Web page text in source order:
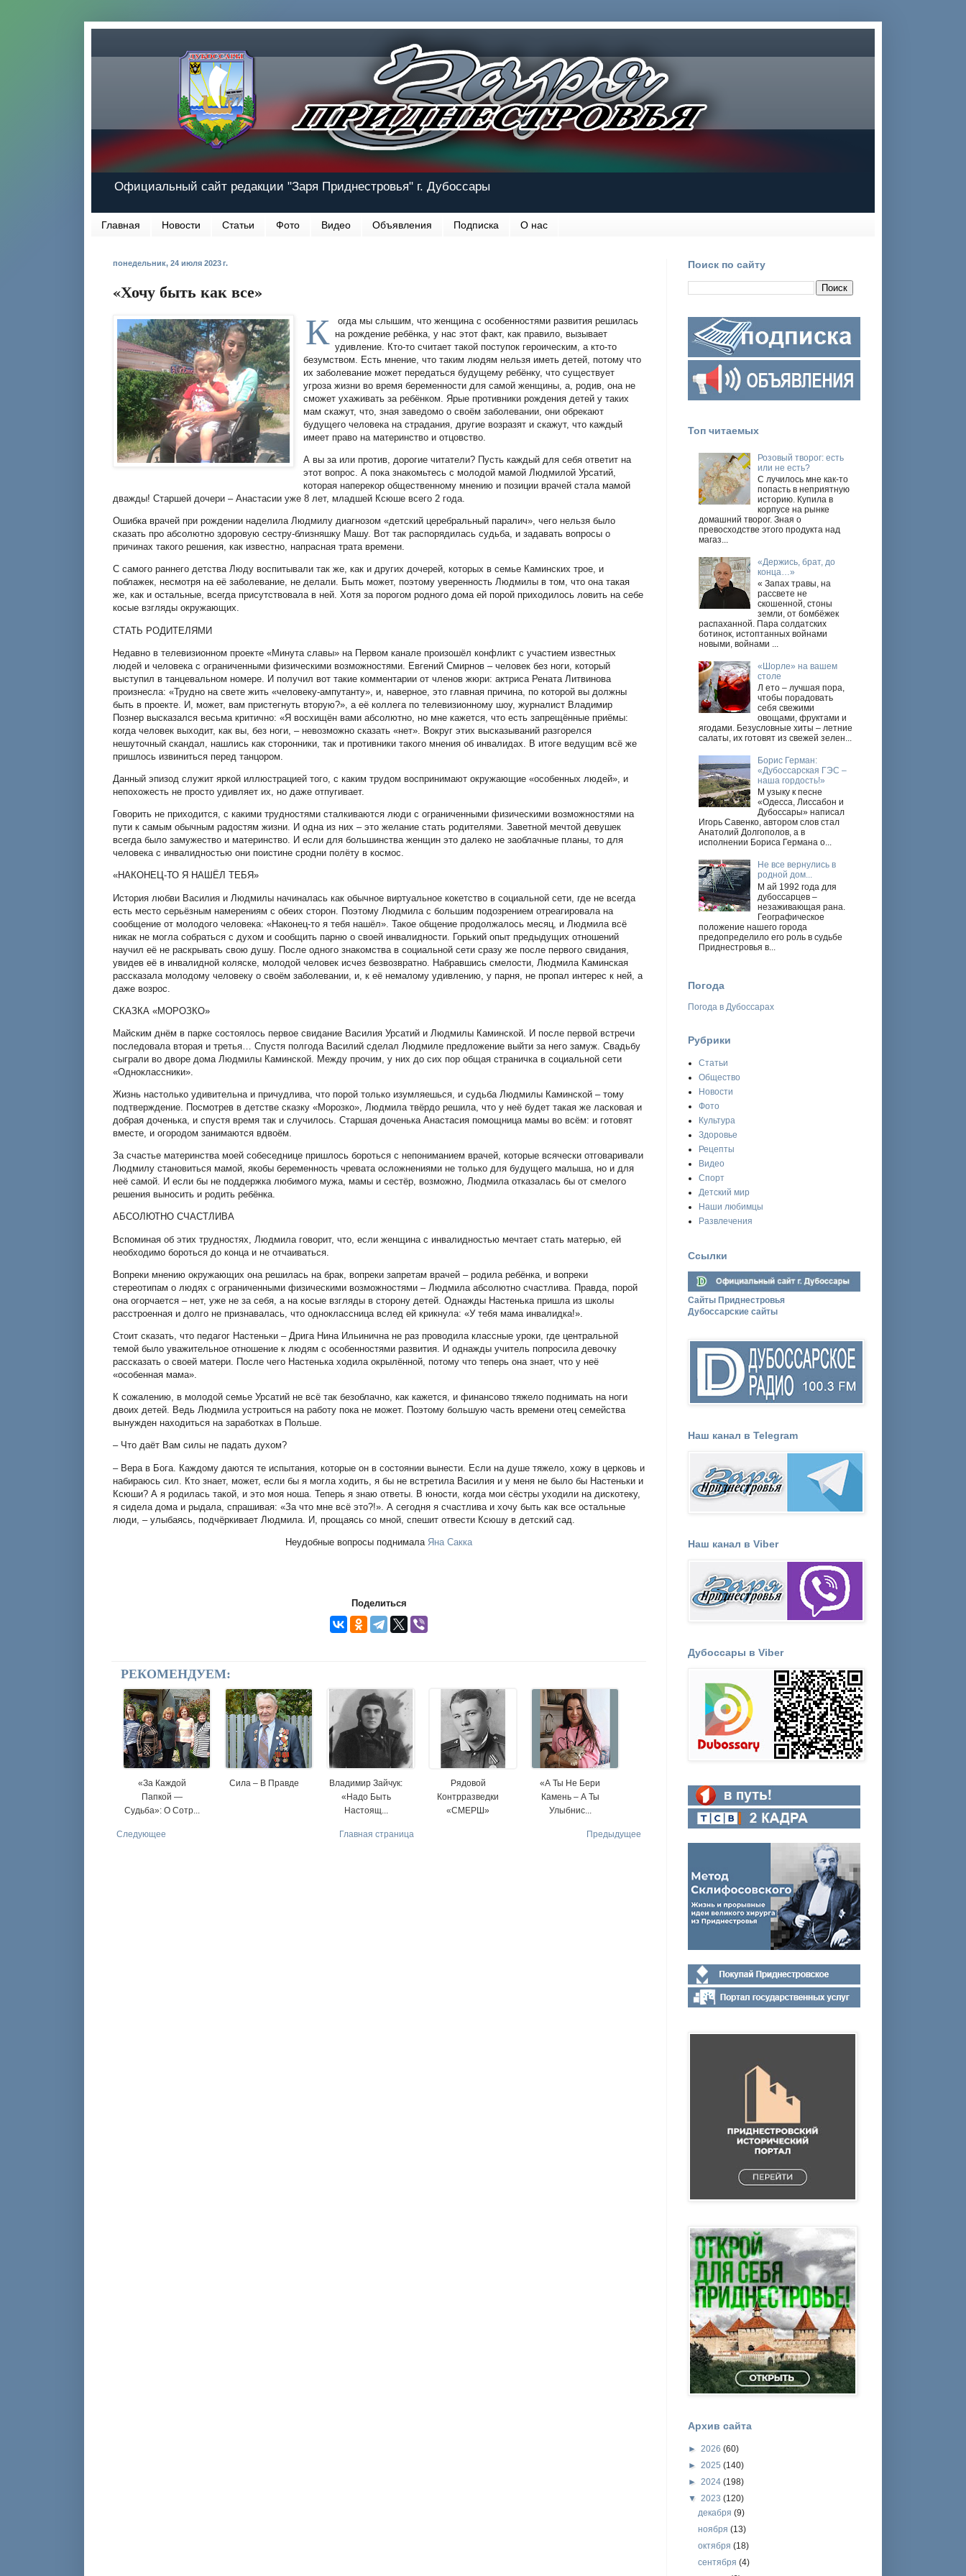
Официальный сайт редакции "Заря Приднестровья" г. Дубоссары
Главная Новости Статьи Фото Видео Объявления Подписка О нас
понедельник, 24 июля 2023 г.
«Хочу быть как все»
К
огда мы слышим, что женщина с особенностями развития решилась
на рождение ребёнка, у нас этот факт, как правило, вызывает
удивление. Кто-то считает такой поступок героическим, а кто-то
безумством. Есть мнение, что таким людям нельзя иметь детей, потому что
их заболевание может передаться будущему ребёнку, что существует
угроза жизни во время беременности для самой женщины, а, родив, она не
сможет ухаживать за ребёнком. Ярые противники рождения детей у таких
мам скажут, что, зная заведомо о своём заболевании, они обрекают
будущего человека на страдания, другие возразят и скажут, что каждый
имеет право на материнство и отцовство.
А вы за или против, дорогие читатели? Пусть каждый для себя ответит на
этот вопрос. А пока знакомьтесь с молодой мамой Людмилой Урсатий,
которая наперекор общественному мнению и позиции врачей стала мамой
дважды! Старшей дочери – Анастасии уже 8 лет, младшей Ксюше всего 2 года.
Ошибка врачей при рождении наделила Людмилу диагнозом «детский церебральный паралич», чего нельзя было
сказать про абсолютно здоровую сестру-близняшку Машу. Вот так распорядилась судьба, и задавать вопросы о
причинах такого решения, как известно, напрасная трата времени.
С самого раннего детства Люду воспитывали так же, как и других дочерей, которых в семье Каминских трое, и
поблажек, несмотря на её заболевание, не делали. Быть может, поэтому уверенность Людмилы в том, что она такая
же, как и остальные, всегда присутствовала в ней. Хотя за порогом родного дома ей порой приходилось ловить на себе
косые взгляды окружающих.
СТАТЬ РОДИТЕЛЯМИ
Недавно в телевизионном проекте «Минута славы» на Первом канале произошёл конфликт с участием известных
людей и человека с ограниченными физическими возможностями. Евгений Смирнов – человек без ноги, который
выступил в танцевальном номере. И получил вот такие комментарии от членов жюри: актриса Рената Литвинова
произнесла: «Трудно на свете жить «человеку-ампутанту», и, наверное, это главная причина, по которой вы должны
быть в проекте. И, может, вам пристегнуть вторую?», а её коллега по телевизионному шоу, журналист Владимир
Познер высказался весьма критично: «Я восхищён вами абсолютно, но мне кажется, что есть запрещённые приёмы:
когда человек выходит, как вы, без ноги, – невозможно сказать «нет». Вокруг этих высказываний разгорелся
нешуточный скандал, нашлись как сторонники, так и противники такого мнения об инвалидах. В итоге ведущим всё же
пришлось извиниться перед танцором.
Данный эпизод служит яркой иллюстрацией того, с каким трудом воспринимают окружающие «особенных людей», и
непохожесть не просто удивляет их, но даже отпугивает.
Говорить не приходится, с какими трудностями сталкиваются люди с ограниченными физическими возможностями на
пути к самым обычным радостям жизни. И одна из них – это желание стать родителями. Заветной мечтой девушек
всегда было замужество и материнство. И если для большинства женщин это далеко не заоблачные планы, то для
человека с инвалидностью они поистине сродни полёту в космос.
«НАКОНЕЦ-ТО Я НАШЁЛ ТЕБЯ»
История любви Василия и Людмилы начиналась как обычное виртуальное кокетство в социальной сети, где не всегда
есть место серьёзным намерениям с обеих сторон. Поэтому Людмила с большим подозрением отреагировала на
сообщение от молодого человека: «Наконец-то я тебя нашёл». Такое общение продолжалось месяц, и Людмила всё
никак не могла собраться с духом и сообщить парню о своей инвалидности. Горький опыт предыдущих отношений
научил её не раскрывать свою душу. После одного знакомства в социальной сети сразу же после первого свидания,
увидев её в инвалидной коляске, молодой человек исчез безвозвратно. Набравшись смелости, Людмила Каминская
рассказала молодому человеку о своём заболевании, и, к её немалому удивлению, у парня, не пропал интерес к ней, а
даже возрос.
СКАЗКА «МОРОЗКО»
Майским днём в парке состоялось первое свидание Василия Урсатий и Людмилы Каминской. И после первой встречи
последовала вторая и третья… Спустя полгода Василий сделал Людмиле предложение выйти за него замуж. Свадьбу
сыграли во дворе дома Людмилы Каминской. Между прочим, у них до сих пор общая страничка в социальной сети
«Одноклассники».
Жизнь настолько удивительна и причудлива, что порой только изумляешься, и судьба Людмилы Каминской – тому
подтверждение. Посмотрев в детстве сказку «Морозко», Людмила твёрдо решила, что у неё будет такая же ласковая и
добрая доченька, и спустя время так и случилось. Старшая доченька Анастасия помощница мамы во всём: и готовят
вместе, и огородом занимаются вдвоём.
За счастье материнства моей собеседнице пришлось бороться с непониманием врачей, которые всячески отговаривали
Людмилу становиться мамой, якобы беременность чревата осложнениями не только для будущего малыша, но и для
неё самой. И если бы не поддержка любимого мужа, мамы и сестёр, возможно, Людмила отказалась бы от смелого
решения выносить и родить ребёнка.
АБСОЛЮТНО СЧАСТЛИВА
Вспоминая об этих трудностях, Людмила говорит, что, если женщина с инвалидностью мечтает стать матерью, ей
необходимо бороться до конца и не отчаиваться.
Вопреки мнению окружающих она решилась на брак, вопреки запретам врачей – родила ребёнка, и вопреки
стереотипам о людях с ограниченными физическими возможностями – Людмила абсолютно счастлива. Правда, порой
она огорчается – нет, уже не за себя, а на косые взгляды в сторону детей. Однажды Настенька пришла из школы
расстроенная и долго не признавалась, что одноклассница вслед ей крикнула: «У тебя мама инвалидка!».
Стоит сказать, что педагог Настеньки – Дрига Нина Ильинична не раз проводила классные уроки, где центральной
темой было уважительное отношение к людям с особенностями развития. И однажды учитель попросила девочку
рассказать о своей матери. После чего Настенька ходила окрылённой, потому что теперь она знает, что у неё
«особенная мама».
К сожалению, в молодой семье Урсатий не всё так безоблачно, как кажется, и финансово тяжело поднимать на ноги
двоих детей. Ведь Людмила устроиться на работу пока не может. Поэтому большую часть времени отец семейства
вынужден находиться на заработках в Польше.
– Что даёт Вам силы не падать духом?
– Вера в Бога. Каждому даются те испытания, которые он в состоянии вынести. Если на душе тяжело, хожу в церковь и
набираюсь сил. Кто знает, может, если бы я могла ходить, я бы не встретила Василия и у меня не было бы Настеньки и
Ксюши? А я родилась такой, и это моя ноша. Теперь я знаю ответы. В юности, когда мои сёстры уходили на дискотеку,
я сидела дома и рыдала, спрашивая: «За что мне всё это?!». А сегодня я счастлива и хочу быть как все остальные
люди, – улыбаясь, подчёркивает Людмила. И, прощаясь со мной, спешит отвести Ксюшу в детский сад.
Неудобные вопросы поднимала Яна Сакка
Поделиться
РЕКОМЕНДУЕМ:
«За Каждой
Папкой —
Судьба»: О Сотр...
Сила – В Правде
Владимир Зайчук:
«Надо Быть
Настоящ...
Рядовой
Контрразведки
«СМЕРШ»
«А Ты Не Бери
Камень – А Ты
Улыбнис...
Следующее Предыдущее
Главная страница
Поиск по сайту
Топ читаемых
Розовый творог: есть
или не есть?
С лучилось мне как-то
попасть в неприятную
историю. Купила в
корпусе на рынке
домашний творог. Зная о
превосходстве этого продукта над
магаз...
«Держись, брат, до
конца…»
« Запах травы, на
рассвете не
скошенной, стоны
земли, от бомбёжек
распаханной. Пара солдатских
ботинок, истоптанных войнами
новыми, войнами ...
«Шорле» на вашем
столе
Л ето – лучшая пора,
чтобы порадовать
себя свежими
овощами, фруктами и
ягодами. Безусловные хиты – летние
салаты, их готовят из свежей зелен...
Борис Герман:
«Дубоссарская ГЭС –
наша гордость!»
М узыку к песне
«Одесса, Лиссабон и
Дубоссары» написал
Игорь Савенко, автором слов стал
Анатолий Долгополов, а в
исполнении Бориса Германа о...
Не все вернулись в
родной дом...
М ай 1992 года для
дубоссарцев –
незаживающая рана.
Географическое
положение нашего города
предопределило его роль в судьбе
Приднестровья в...
Погода
Погода в Дубоссарах
Рубрики
Статьи
Общество
Новости
Фото
Культура
Здоровье
Рецепты
Видео
Спорт
Детский мир
Наши любимцы
Развлечения
Ссылки
Сайты Приднестровья
Дубоссарские сайты
Наш канал в Telegram
Наш канал в Viber
Дубоссары в Viber
Архив сайта
► 2026 (60)
► 2025 (140)
► 2024 (198)
▼ 2023 (120)
декабря(9)
ноября(13)
октября(18)
сентября(4)